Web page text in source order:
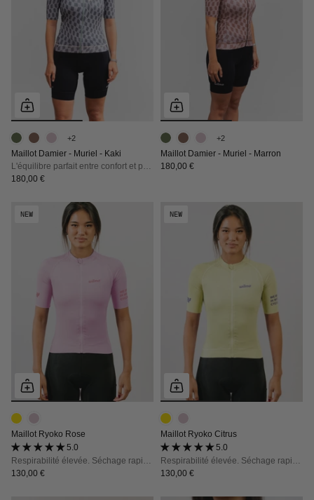
+2
Maillot Damier - Muriel - Kaki
180,00 €
+2
Maillot Damier - Muriel - Marron
180,00 €
NEW
Maillot Ryoko Rose
5.0 (1 avis)
130,00 €
NEW
Maillot Ryoko Citrus
5.0 (4 avis)
130,00 €